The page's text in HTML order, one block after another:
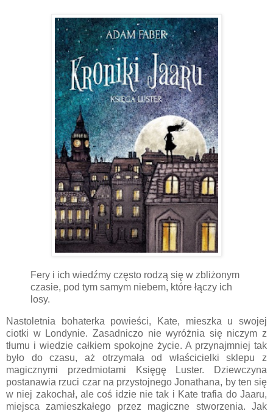
Fery i ich wiedźmy często rodzą się w zbliżonym
czasie, pod tym samym niebem, które łączy ich
losy.
Nastoletnia bohaterka powieści, Kate, mieszka u swojej
ciotki w Londynie. Zasadniczo nie wyróżnia się niczym z
tłumu i wiedzie całkiem spokojne życie. A przynajmniej tak
było do czasu, aż otrzymała od właścicielki sklepu z
magicznymi przedmiotami Księgę Luster. Dziewczyna
postanawia rzuci czar na przystojnego Jonathana, by ten się
w niej zakochał, ale coś idzie nie tak i Kate trafia do Jaaru,
miejsca zamieszkałego przez magiczne stworzenia. Jak